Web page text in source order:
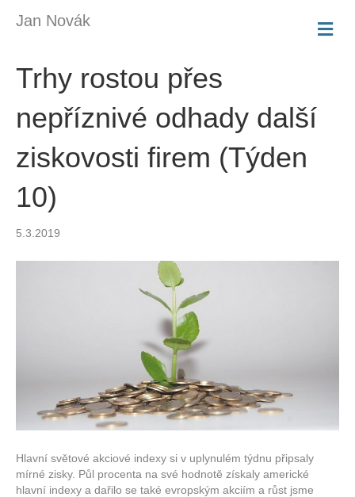
Jan Novák M
E
Trhy rostou přes
nepříznivé odhady další
ziskovosti firem (Týden
10)
5.3.2019
Hlavní světové akciové indexy si v uplynulém týdnu připsaly
mírné zisky. Půl procenta na své hodnotě získaly americké
hlavní indexy a dařilo se také evropským akciím a růst jsme